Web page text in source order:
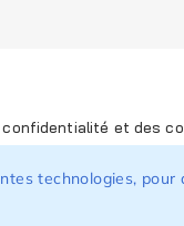
confidentialité et des
technologies,